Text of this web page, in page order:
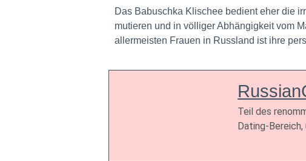
Das Babuschka Klischee bedient eher die
mutieren und in völliger Abhängigkeit vom
allermeisten Frauen in Russland ist ihre
Teil des
Dating-